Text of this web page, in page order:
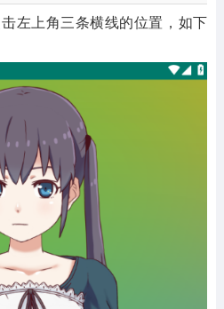
左上角三条横线的位置，如下